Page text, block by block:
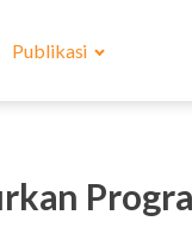
Publikasi